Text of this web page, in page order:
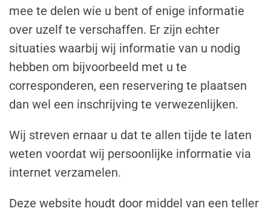
mee te delen wie u bent of enige informatie
over uzelf te verschaffen. Er zijn echter
situaties waarbij wij informatie van u nodig
hebben om bijvoorbeeld met u te
corresponderen, een reservering te plaatsen
dan wel een inschrijving te verwezenlijken.
Wij streven ernaar u dat te allen tijde te laten
weten voordat wij persoonlijke informatie via
internet verzamelen.
Deze website houdt door middel van een teller